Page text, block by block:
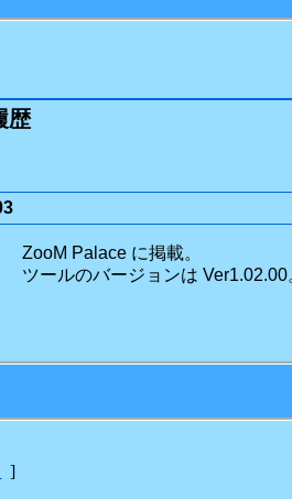
歴
ZooM Palace に掲載。
ツールのバージョンは Ver1.02.00
]